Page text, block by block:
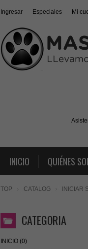
Ingresar Especiales Mi
INICIO QUIÉNES
TOP CATALOG INICIAR
CATEGORIA
INICIO (0)